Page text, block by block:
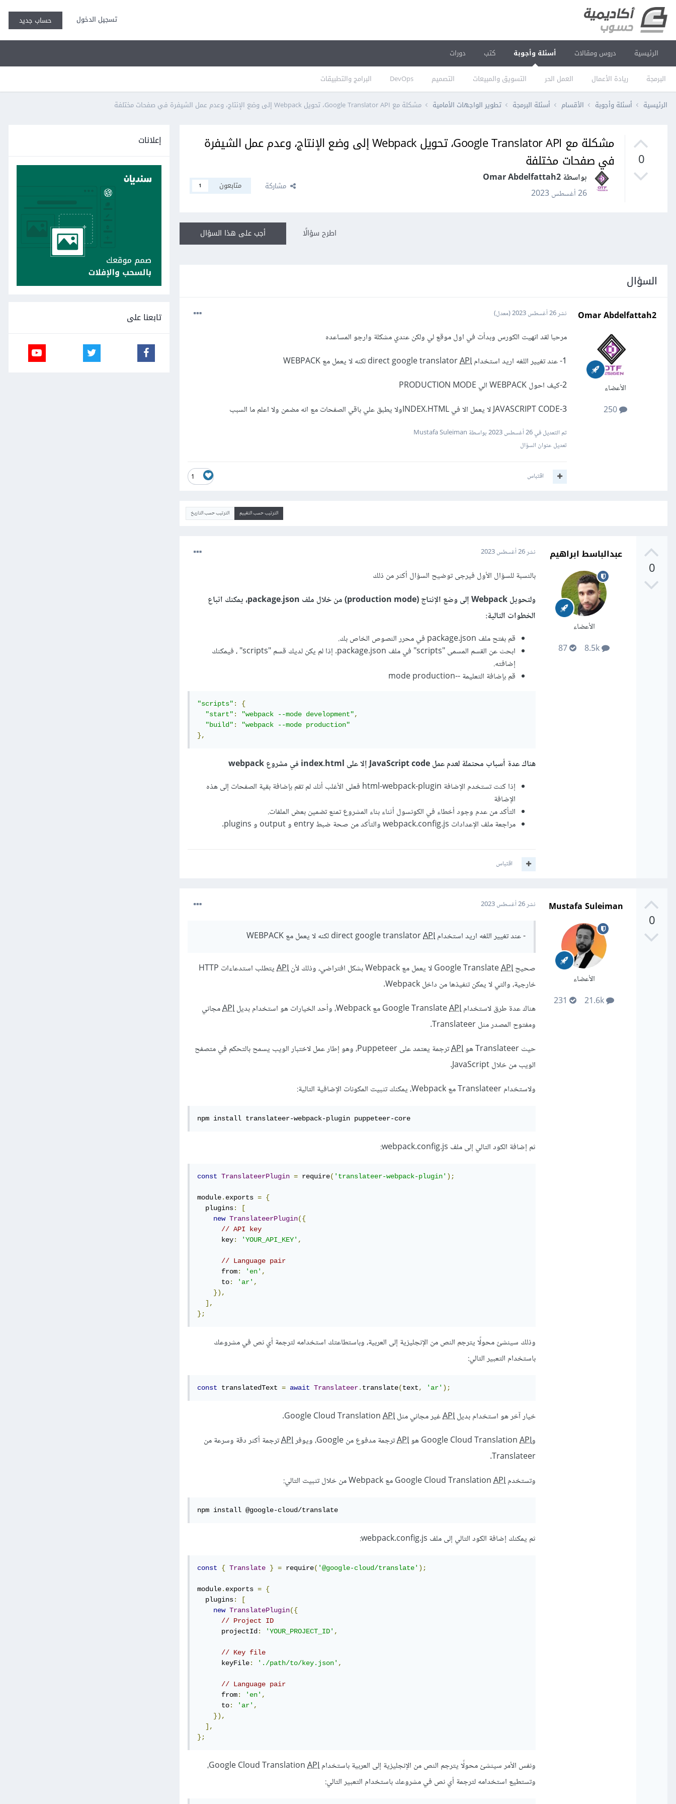
تسجيل الدخول حساب جديد
الرئيسية دروس ومقالات أسئلة وأجوبة
البرمجة ريادة الأعمال العمل الحر التسويق والمبيعات التصميم DevOps البرامج والتطبيقات
كتب دورات
الرئيسية أسئلة وأجوبة الأقسام أسئلة البرمجة تطوير الواجهات الأمامية مشكلة مع Google Translator API، تحويل Webpack إلى وضع الإنتاج، وعدم عمل الشيفرة في صفحات مختلفة
0
مشكلة مع Google Translator API، تحويل Webpack إلى وضع الإنتاج، وعدم عمل الشيفرة
في صفحات مختلفة
بواسطة Omar Abdelfattah2
26 أغسطس 2023
مشاركة متابعون 1
أجب على هذا السؤال اطرح سؤالًا
السؤال
Omar Abdelfattah2
الأعضاء
250
نشر26 أغسطس 2023 (معدل)
مرحبا لقد انهيت الكورس وبدأت في اول موقع لي ولكن عندي مشكلة وارجو المساعده
1- عند تغيير اللغه اريد استخدام direct google translator
API
لكنه لا يعمل مع WEBPACK
2-كيف احول WEBPACK الي PRODUCTION MODE
3-JAVASCRIPT CODE لا يعمل الا في INDEX.HTMLولا يطبق علي باقي الصفحات مع انه مضمن ولا اعلم ما السبب
تم التعديل في26 أغسطس 2023
بواسطة Mustafa Suleiman
تعديل عنوان السؤال
1 اقتباس
الترتيب حسب التقييم الترتيب حسب التاريخ
0
عبدالباسط ابراهيم
الأعضاء
نشر26 أغسطس 2023
بالنسبة للسؤال الأول فيرجى توضيح السؤال أكثر من ذلك
ولتحويل Webpack إلى وضع الإنتاج (production mode) من خلال ملف package.json، يمكنك اتباع
الخطوات التالية:
قم بفتح ملف package.json في محرر النصوص الخاص بك.
ابحث عن القسم المسمى "scripts" في ملف package.json. إذا لم يكن لديك قسم "scripts" ، فيمكنك
إضافته.
قم بإضافة التعليمة --mode production
"scripts" :
{
"start" : "webpack --mode development",
"build" :
"webpack --mode production"
},
هناك عدة أسباب محتملة لعدم عمل JavaScript code إلا على index.html في مشروع webpack
إذا كنت تستخدم الإضافة html-webpack-plugin فعلى الأغلب أنك لم تقم بإضافة بقية الصفحات إلى هذه
الإضافة
التأكد من عدم وجود أخطاء في الكونسول أثناء بناء المشروع تمنع تضمين بعض الملفات.
مراجعة ملف الإعدادات webpack.config.js والتأكد من صحة ضبط entry و output و plugins.
اقتباس
0
Mustafa Suleiman
الأعضاء
نشر26 أغسطس 2023
- عند تغيير اللغه اريد استخدام direct google translatorAPI لكنه لا يعمل مع WEBPACK
صحيح Google TranslateAPI لا يعمل مع Webpack بشكل افتراضي، وذلك لأن API
يتطلب استدعاءات HTTP
خارجية، والتي لا يمكن تنفيذها من داخل Webpack.
هناك عدة طرق لاستخدام Google TranslateAPI مع Webpack، وأحد الخيارات هو استخدام بديل APIمجاني
ومفتوح المصدر مثل Translateer.
حيث Translateer هو
API
ترجمة يعتمد على Puppeteer، وهو إطار عمل لاختبار الويب يسمح بالتحكم في متصفح
الويب من خلال JavaScript.
ولاستخدام Translateer مع Webpack، يمكنك تثبيت المكونات الإضافية التالية:
npm install translateer-webpack-plugin puppeteer-core
ثم إضافة الكود التالي إلى ملف webpack.config.js:
const TranslateerPlugin = require( 'translateer-webpack-plugin' );
module. exports = {
  plugins
:
[
new TranslateerPlugin({
// API key
      key
: 'YOUR_API_KEY' ,
// Language pair
      from
: 'en' ,
      to
: 'ar' ,
}),
],
};
وذلك سينشئ محولًا يترجم النص من الإنجليزية إلى العربية، وباستطاعتك استخدامه لترجمة أي نص في مشروعك
باستخدام التعبير التالي:
const translatedText = await Translateer. translate(text, 'ar' );
خيار آخر هو استخدام بديلAPIغير مجاني مثل Google Cloud TranslationAPI
.
وGoogle Cloud TranslationAPI هوAPIترجمة مدفوع من Google، ويوفر APIترجمة أكثر دقة وسرعة من
Translateer.
وتستخدم Google Cloud TranslationAPI مع Webpack من خلال تثبيت التالي:
npm install @google-cloud/translate
ثم يمكنك إضافة الكود التالي إلى ملف webpack.config.js:
const { Translate } = require( '@google-cloud/translate' );
module. exports = {
  plugins
:
[
new TranslatePlugin({
// Project ID
      projectId
: 'YOUR_PROJECT_ID' ,
// Key file
      keyFile
: './path/to/key.json' ,
// Language pair
      from
: 'en' ,
      to
: 'ar' ,
}),
],
};
ونفس الأمر سينشئ محولًا يترجم النص من الإنجليزية إلى العربية باستخدام Google Cloud TranslationAPI
،
وتستطيع استخدامه لترجمة أي نص في مشروعك باستخدام التعبير التالي:
إعلانات
تابعنا على